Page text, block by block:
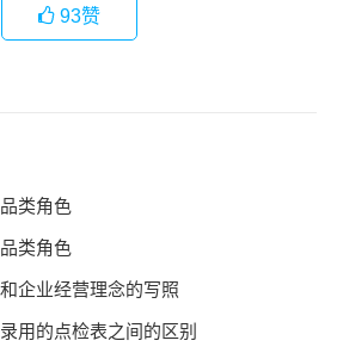
93赞
类角色
类角色
企业经营理念的写照
用的点检表之间的区别